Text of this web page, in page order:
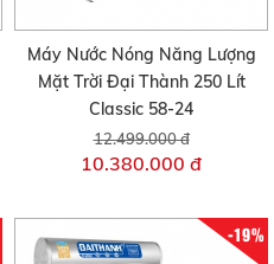
Máy Nước Nóng Năng Lượng
Mặt Trời Đại Thành 250 Lít
Classic 58-24
12.499.000 đ
10.380.000 đ
-19%